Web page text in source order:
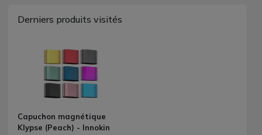
Derniers produits visités
Capuchon magnétique
Klypse (Peach) - Innokin